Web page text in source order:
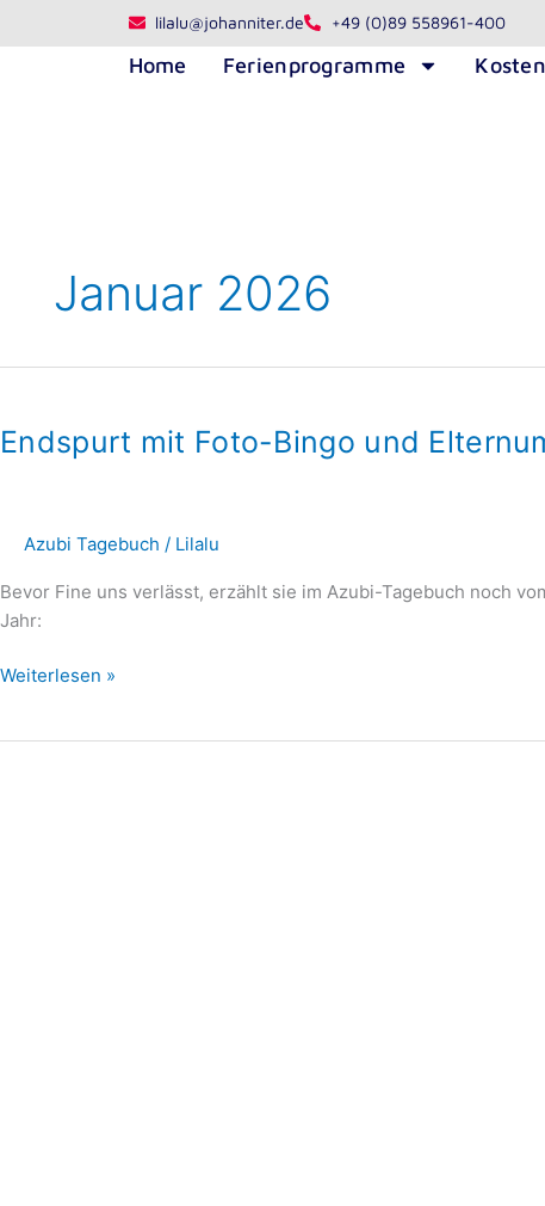
Inhalt
lilalu@johanniter.de +49 (0)89 558961-400
Home Ferienprogramme Kosten
Januar 2026
Endspurt mit Foto-Bingo und
Azubi Tagebuch / Lilalu
Bevor Fine uns verlässt, erzählt sie im Azubi-Tagebuch noch
Jahr:
Foto-
Weiterlesen »